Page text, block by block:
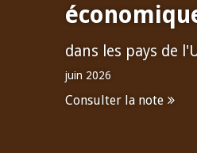
dans les pays de
juin 2026
Consulter la note